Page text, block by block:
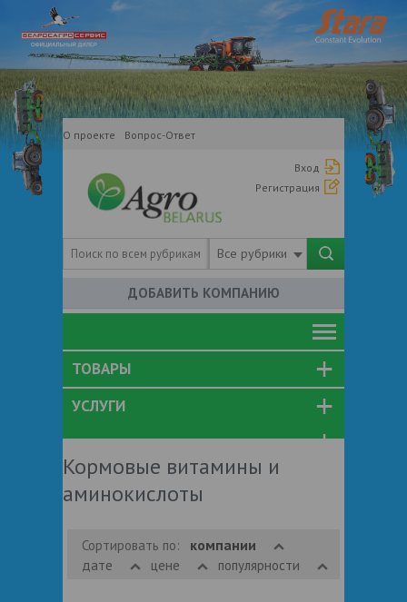
О проекте Вопрос-Ответ
Вход
Регистрация
Все рубрики
ДОБАВИТЬ КОМПАНИЮ
ТОВАРЫ
УСЛУГИ
Кормовые витамины и
аминокислоты
Сортировать по: компании
дате цене популярности